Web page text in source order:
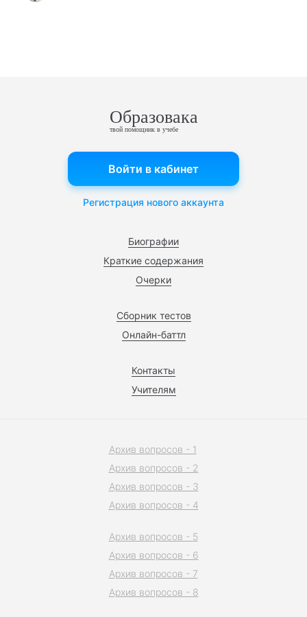
Образовака
твой помощник в учебе
Биографии
Краткие содержания
Очерки
Сборник тестов
Онлайн-баттл
Контакты
Учителям
Войти в кабинет
Регистрация нового аккаунта
Архив вопросов - 1
Архив вопросов - 2
Архив вопросов - 3
Архив вопросов - 4
Архив вопросов - 5
Архив вопросов - 6
Архив вопросов - 7
Архив вопросов - 8